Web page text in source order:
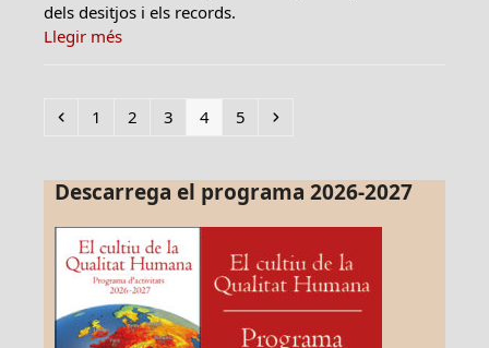
dels desitjos i els records.
Llegir més
Previous
Page
1 Page
2 Page
3 Page
4 Page
5 Next
Descarrega el programa 2026-2027